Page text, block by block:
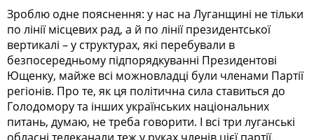
Зроблю одне пояснення: у нас на Луганщині не тільки
по лінії місцевих рад, а й по лінії президентської
вертикалі – у структурах, які перебували в
безпосередньому підпорядкуванні Президентові
Ющенку, майже всі можновладці були членами Партії
регіонів. Про те, як ця політична сила ставиться до
Голодомору та інших українських національних
питань, думаю, не треба говорити. І всі три луганські